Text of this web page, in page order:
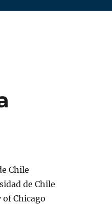
Chile
de Chile
Chicago